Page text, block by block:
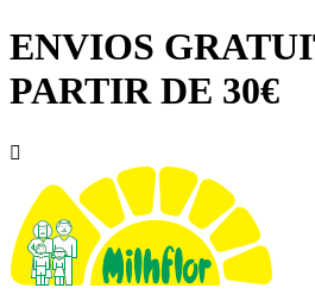
ENVIOS
PARTIR DE 30€
